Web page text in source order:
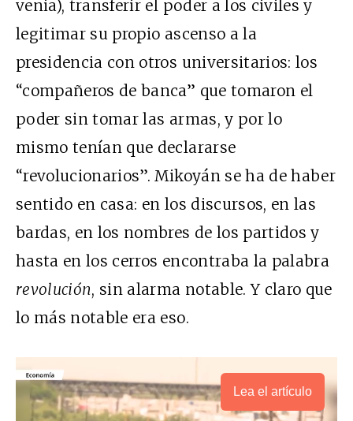
venia), transferir el poder a los civiles y
legitimar su propio ascenso a la
presidencia con otros universitarios: los
“compañeros de banca” que tomaron el
poder sin tomar las armas, y por lo
mismo tenían que declararse
“revolucionarios”. Mikoyán se ha de haber
sentido en casa: en los discursos, en las
bardas, en los nombres de los partidos y
hasta en los cerros encontraba la palabra
revolución, sin alarma notable. Y claro que
lo más notable era eso.
Lea el artículo